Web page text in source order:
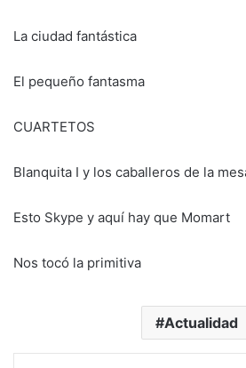
La ciudad fantástica
El pequeño fantasma
CUARTETOS
Blanquita I y los caballeros de la
Esto Skype y aquí hay que Momart
Nos tocó la primitiva
Actualidad